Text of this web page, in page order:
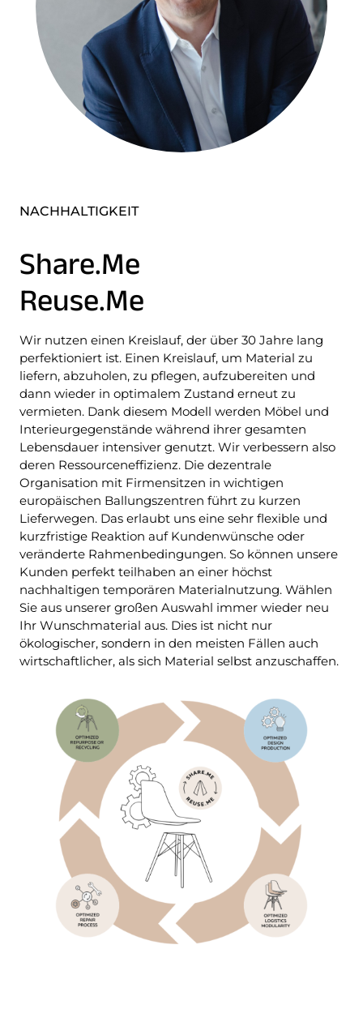
NACHHALTIGKEIT
Share.Me
Reuse.Me
Wir nutzen einen Kreislauf, der über 30 Jahre lang
perfektioniert ist. Einen Kreislauf, um Material zu
liefern, abzuholen, zu pflegen, aufzubereiten und
dann wieder in optimalem Zustand erneut zu
vermieten. Dank diesem Modell werden Möbel und
Interieurgegenstände während ihrer gesamten
Lebensdauer intensiver genutzt. Wir verbessern also
deren Ressourceneffizienz. Die dezentrale
Organisation mit Firmensitzen in wichtigen
europäischen Ballungszentren führt zu kurzen
Lieferwegen. Das erlaubt uns eine sehr flexible und
kurzfristige Reaktion auf Kundenwünsche oder
veränderte Rahmenbedingungen. So können unsere
Kunden perfekt teilhaben an einer höchst
nachhaltigen temporären Materialnutzung. Wählen
Sie aus unserer großen Auswahl immer wieder neu
Ihr Wunschmaterial aus. Dies ist nicht nur
ökologischer, sondern in den meisten Fällen auch
wirtschaftlicher, als sich Material selbst anzuschaffen.